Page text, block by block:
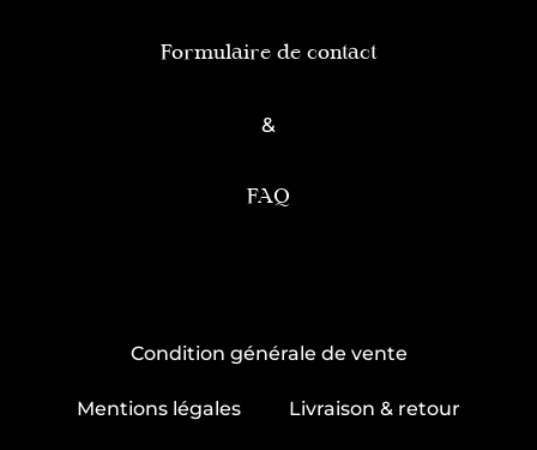
Formulaire de contact
&
FAQ
Condition générale de vente
Mentions légales Livraison & retour